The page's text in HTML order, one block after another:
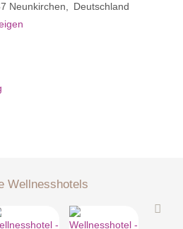
Neunkirchen
Deutschland
Wellnesshotels